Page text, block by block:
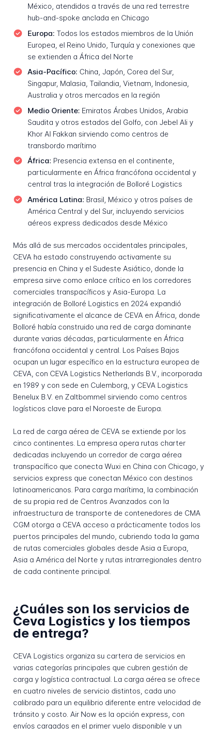
México, atendidos a través de una red terrestre
hub-and-spoke anclada en Chicago
Europa: Todos los estados miembros de la Unión
Europea, el Reino Unido, Turquía y conexiones que
se extienden a África del Norte
Asia-Pacífico: China, Japón, Corea del Sur,
Singapur, Malasia, Tailandia, Vietnam, Indonesia,
Australia y otros mercados en la región
Medio Oriente: Emiratos Árabes Unidos, Arabia
Saudita y otros estados del Golfo, con Jebel Ali y
Khor Al Fakkan sirviendo como centros de
transbordo marítimo
África: Presencia extensa en el continente,
particularmente en África francófona occidental y
central tras la integración de Bolloré Logistics
América Latina: Brasil, México y otros países de
América Central y del Sur, incluyendo servicios
aéreos express dedicados desde México
Más allá de sus mercados occidentales principales,
CEVA ha estado construyendo activamente su
presencia en China y el Sudeste Asiático, donde la
empresa sirve como enlace crítico en los corredores
comerciales transpacíficos y Asia-Europa. La
integración de Bolloré Logistics en 2024 expandió
significativamente el alcance de CEVA en África, donde
Bolloré había construido una red de carga dominante
durante varias décadas, particularmente en África
francófona occidental y central. Los Países Bajos
ocupan un lugar específico en la estructura europea de
CEVA, con CEVA Logistics Netherlands B.V., incorporada
en 1989 y con sede en Culemborg, y CEVA Logistics
Benelux B.V. en Zaltbommel sirviendo como centros
logísticos clave para el Noroeste de Europa.
La red de carga aérea de CEVA se extiende por los
cinco continentes. La empresa opera rutas charter
dedicadas incluyendo un corredor de carga aérea
transpacífico que conecta Wuxi en China con Chicago, y
servicios express que conectan México con destinos
latinoamericanos. Para carga marítima, la combinación
de su propia red de Centros Avanzados con la
infraestructura de transporte de contenedores de CMA
CGM otorga a CEVA acceso a prácticamente todos los
puertos principales del mundo, cubriendo toda la gama
de rutas comerciales globales desde Asia a Europa,
Asia a América del Norte y rutas intrarregionales dentro
de cada continente principal.
¿Cuáles son los servicios de
Ceva Logistics y los tiempos
de entrega?
CEVA Logistics organiza su cartera de servicios en
varias categorías principales que cubren gestión de
carga y logística contractual. La carga aérea se ofrece
en cuatro niveles de servicio distintos, cada uno
calibrado para un equilibrio diferente entre velocidad de
tránsito y costo. Air Now es la opción express, con
envíos cargados en el primer vuelo disponible y un